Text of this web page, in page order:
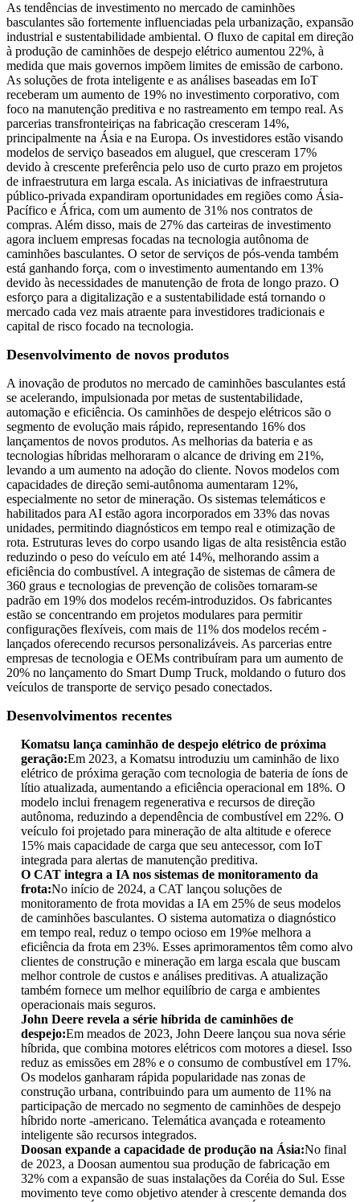
As tendências de investimento no mercado de caminhões
basculantes são fortemente influenciadas pela urbanização, expansão
industrial e sustentabilidade ambiental. O fluxo de capital em direção
à produção de caminhões de despejo elétrico aumentou 22%, à
medida que mais governos impõem limites de emissão de carbono.
As soluções de frota inteligente e as análises baseadas em IoT
receberam um aumento de 19% no investimento corporativo, com
foco na manutenção preditiva e no rastreamento em tempo real. As
parcerias transfronteiriças na fabricação cresceram 14%,
principalmente na Ásia e na Europa. Os investidores estão visando
modelos de serviço baseados em aluguel, que cresceram 17%
devido à crescente preferência pelo uso de curto prazo em projetos
de infraestrutura em larga escala. As iniciativas de infraestrutura
público-privada expandiram oportunidades em regiões como Ásia-
Pacífico e África, com um aumento de 31% nos contratos de
compras. Além disso, mais de 27% das carteiras de investimento
agora incluem empresas focadas na tecnologia autônoma de
caminhões basculantes. O setor de serviços de pós-venda também
está ganhando força, com o investimento aumentando em 13%
devido às necessidades de manutenção de frota de longo prazo. O
esforço para a digitalização e a sustentabilidade está tornando o
mercado cada vez mais atraente para investidores tradicionais e
capital de risco focado na tecnologia.
Desenvolvimento de novos produtos
A inovação de produtos no mercado de caminhões basculantes está
se acelerando, impulsionada por metas de sustentabilidade,
automação e eficiência. Os caminhões de despejo elétricos são o
segmento de evolução mais rápido, representando 16% dos
lançamentos de novos produtos. As melhorias da bateria e as
tecnologias híbridas melhoraram o alcance de driving em 21%,
levando a um aumento na adoção do cliente. Novos modelos com
capacidades de direção semi-autônoma aumentaram 12%,
especialmente no setor de mineração. Os sistemas telemáticos e
habilitados para AI estão agora incorporados em 33% das novas
unidades, permitindo diagnósticos em tempo real e otimização de
rota. Estruturas leves do corpo usando ligas de alta resistência estão
reduzindo o peso do veículo em até 14%, melhorando assim a
eficiência do combustível. A integração de sistemas de câmera de
360 graus e tecnologias de prevenção de colisões tornaram-se
padrão em 19% dos modelos recém-introduzidos. Os fabricantes
estão se concentrando em projetos modulares para permitir
configurações flexíveis, com mais de 11% dos modelos recém -
lançados oferecendo recursos personalizáveis. As parcerias entre
empresas de tecnologia e OEMs contribuíram para um aumento de
20% no lançamento do Smart Dump Truck, moldando o futuro dos
veículos de transporte de serviço pesado conectados.
Desenvolvimentos recentes
Komatsu lança caminhão de despejo elétrico de próxima
geração:Em 2023, a Komatsu introduziu um caminhão de lixo
elétrico de próxima geração com tecnologia de bateria de íons de
lítio atualizada, aumentando a eficiência operacional em 18%. O
modelo inclui frenagem regenerativa e recursos de direção
autônoma, reduzindo a dependência de combustível em 22%. O
veículo foi projetado para mineração de alta altitude e oferece
15% mais capacidade de carga que seu antecessor, com IoT
integrada para alertas de manutenção preditiva.
O CAT integra a IA nos sistemas de monitoramento da
frota:No início de 2024, a CAT lançou soluções de
monitoramento de frota movidas a IA em 25% de seus modelos
de caminhões basculantes. O sistema automatiza o diagnóstico
em tempo real, reduz o tempo ocioso em 19%e melhora a
eficiência da frota em 23%. Esses aprimoramentos têm como alvo
clientes de construção e mineração em larga escala que buscam
melhor controle de custos e análises preditivas. A atualização
também fornece um melhor equilíbrio de carga e ambientes
operacionais mais seguros.
John Deere revela a série híbrida de caminhões de
despejo:Em meados de 2023, John Deere lançou sua nova série
híbrida, que combina motores elétricos com motores a diesel. Isso
reduz as emissões em 28% e o consumo de combustível em 17%.
Os modelos ganharam rápida popularidade nas zonas de
construção urbana, contribuindo para um aumento de 11% na
participação de mercado no segmento de caminhões de despejo
híbrido norte -americano. Telemática avançada e roteamento
inteligente são recursos integrados.
Doosan expande a capacidade de produção na Ásia:No final
de 2023, a Doosan aumentou sua produção de fabricação em
32% com a expansão de suas instalações da Coréia do Sul. Esse
movimento teve como objetivo atender à crescente demanda dos